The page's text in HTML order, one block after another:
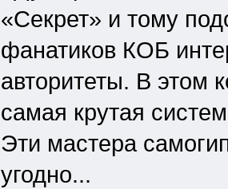
«Секрет» и тому
фанатиков КОБ
авторитеты. В этом
самая крутая
Эти мастера
угодно...